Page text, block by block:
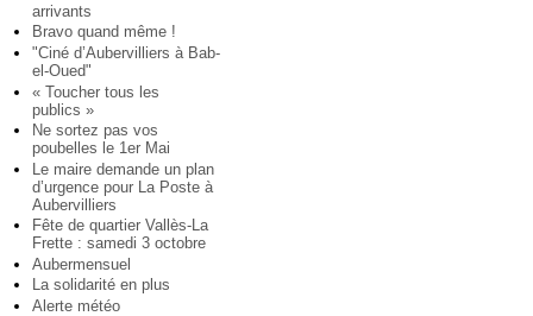
arrivants
Bravo quand même !
"Ciné d’Aubervilliers à Bab-
el-Oued"
« Toucher tous les
publics »
Ne sortez pas vos
poubelles le 1er Mai
Le maire demande un plan
d’urgence pour La Poste à
Aubervilliers
Fête de quartier Vallès-La
Frette : samedi 3 octobre
Aubermensuel
La solidarité en plus
Alerte météo